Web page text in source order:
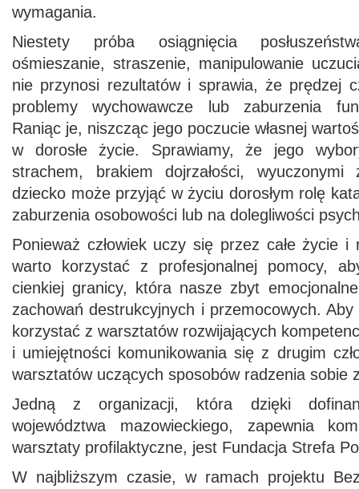
wymagania.
Niestety próba osiągnięcia
ośmieszanie, straszenie, manipulowanie
nie przynosi rezultatów i sprawia, że prędzej
problemy wychowawcze lub zaburzenia
Raniąc je, niszcząc jego poczucie własnej
w dorosłe życie. Sprawiamy, że jego
strachem, brakiem dojrzałości, wyuczonymi
dziecko może przyjąć w życiu dorosłym rolę
zaburzenia osobowości lub na dolegliwości
Ponieważ człowiek uczy się przez całe życie
warto korzystać z profesjonalnej pomocy,
cienkiej granicy, która nasze zbyt
zachowań destrukcyjnych i przemocowych.
korzystać z warsztatów rozwijających
i umiejętności komunikowania się z drugim
warsztatów uczących sposobów radzenia sobie
Jedną z organizacji, która dzięki
województwa mazowieckiego, zapewnia
warsztaty profilaktyczne, jest Fundacja Strefa
W najbliższym czasie, w ramach projektu